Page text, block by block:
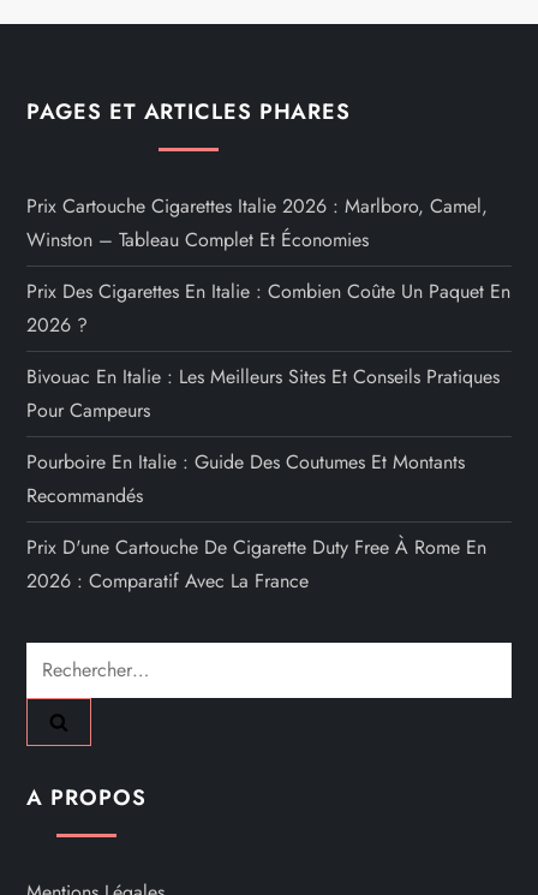
PAGES ET ARTICLES PHARES
Prix Cartouche Cigarettes Italie 2026 : Marlboro, Camel,
Winston – Tableau Complet Et Économies
Prix Des Cigarettes En Italie : Combien Coûte Un Paquet En
2026 ?
Bivouac En Italie : Les Meilleurs Sites Et Conseils Pratiques
Pour Campeurs
Pourboire En Italie : Guide Des Coutumes Et Montants
Recommandés
Prix D'une Cartouche De Cigarette Duty Free À Rome En
2026 : Comparatif Avec La France
Rechercher :
A PROPOS